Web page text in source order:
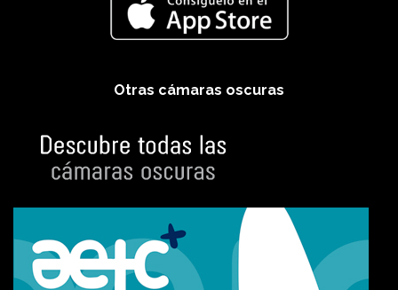
Otras cámaras oscuras